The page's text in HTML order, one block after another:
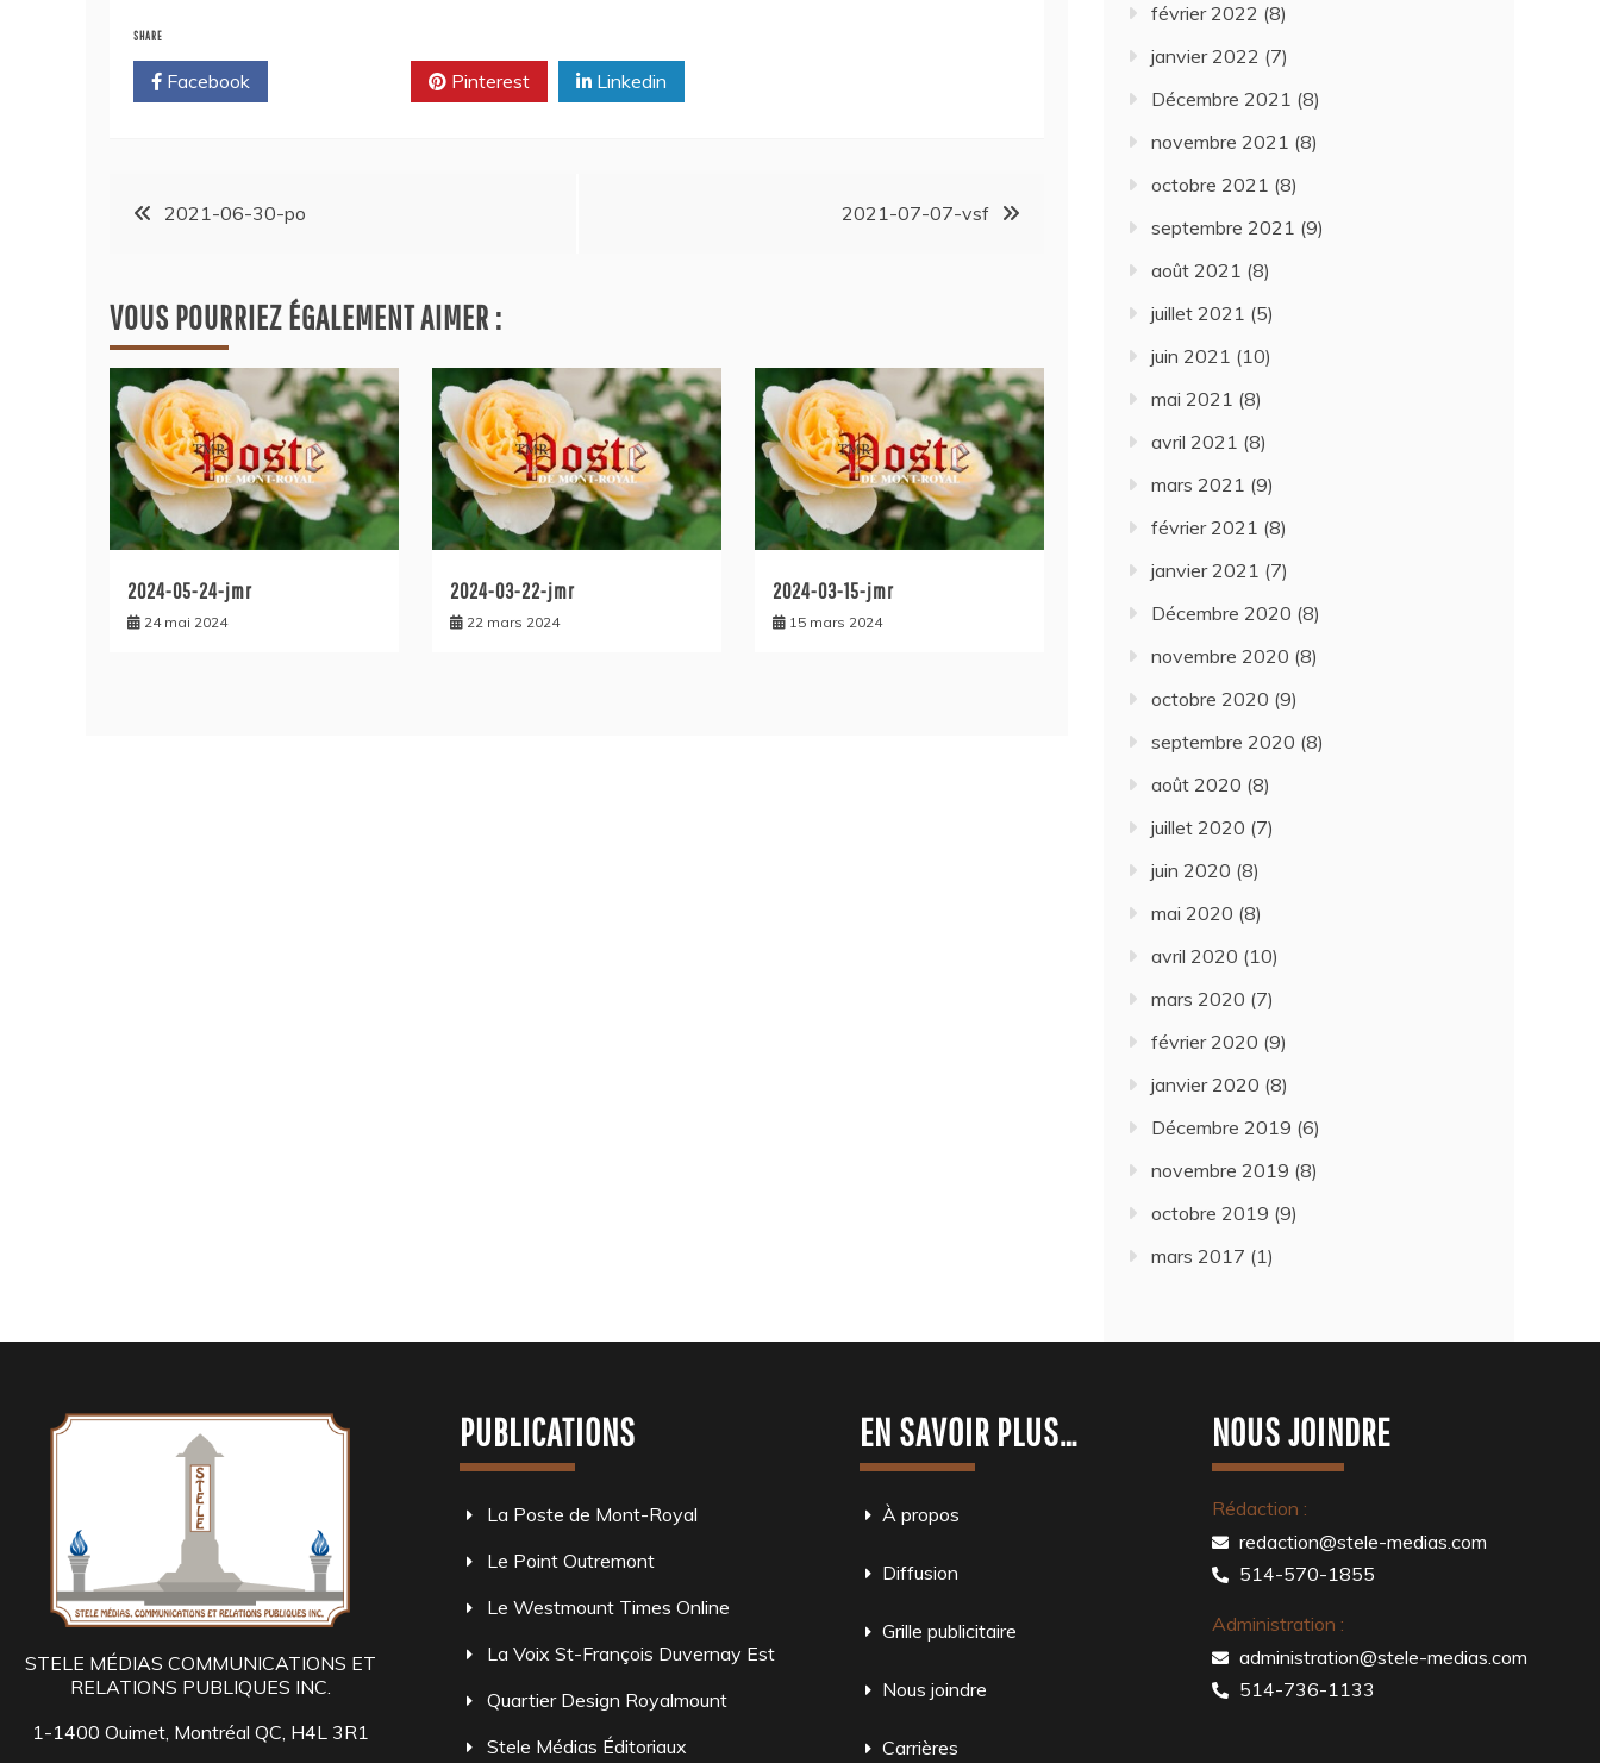
SHARE
Facebook Pinterest Linkedin
2021-06-30-po 2021-07-07-vsf
VOUS POURRIEZ ÉGALEMENT AIMER :
2024-05-24-jmr
24 mai 2024
2024-03-22-jmr
22 mars 2024
2024-03-15-jmr
15 mars 2024
février 2022 (8)
janvier 2022 (7)
Décembre 2021 (8)
novembre 2021 (8)
octobre 2021 (8)
septembre 2021 (9)
août 2021 (8)
juillet 2021 (5)
juin 2021 (10)
mai 2021 (8)
avril 2021 (8)
mars 2021 (9)
février 2021 (8)
janvier 2021 (7)
Décembre 2020 (8)
novembre 2020 (8)
octobre 2020 (9)
septembre 2020 (8)
août 2020 (8)
juillet 2020 (7)
juin 2020 (8)
mai 2020 (8)
avril 2020 (10)
mars 2020 (7)
février 2020 (9)
janvier 2020 (8)
Décembre 2019 (6)
novembre 2019 (8)
octobre 2019 (9)
mars 2017 (1)
STELE MÉDIAS COMMUNICATIONS ET
RELATIONS PUBLIQUES INC.
1-1400 Ouimet, Montréal QC, H4L 3R1
PUBLICATIONS
La Poste de Mont-Royal
Le Point Outremont
Le Westmount Times Online
La Voix St-François Duvernay Est
Quartier Design Royalmount
Stele Médias Éditoriaux
EN SAVOIR PLUS…
À propos
Diffusion
Grille publicitaire
Nous joindre
Carrières
NOUS JOINDRE
Rédaction :
redaction@stele-medias.com
514-570-1855
Administration :
administration@stele-medias.com
514-736-1133